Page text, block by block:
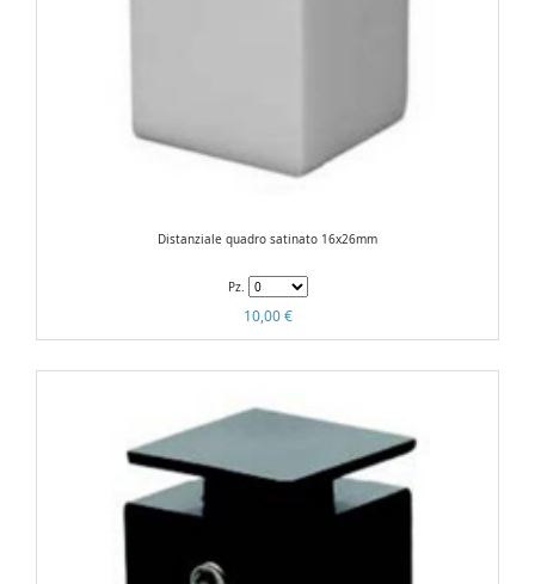
Distanziale quadro satinato 16x26mm
Pz.
10,00 €